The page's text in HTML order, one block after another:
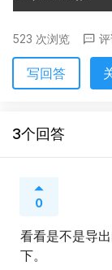
523 次浏览
写回答
3个回答
0
看看是不是导
下。